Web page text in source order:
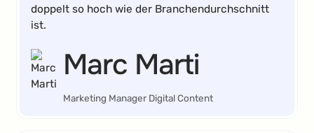
doppelt so hoch wie der Branchendurchschnitt
ist.
Marc Marti
Marketing Manager Digital Content